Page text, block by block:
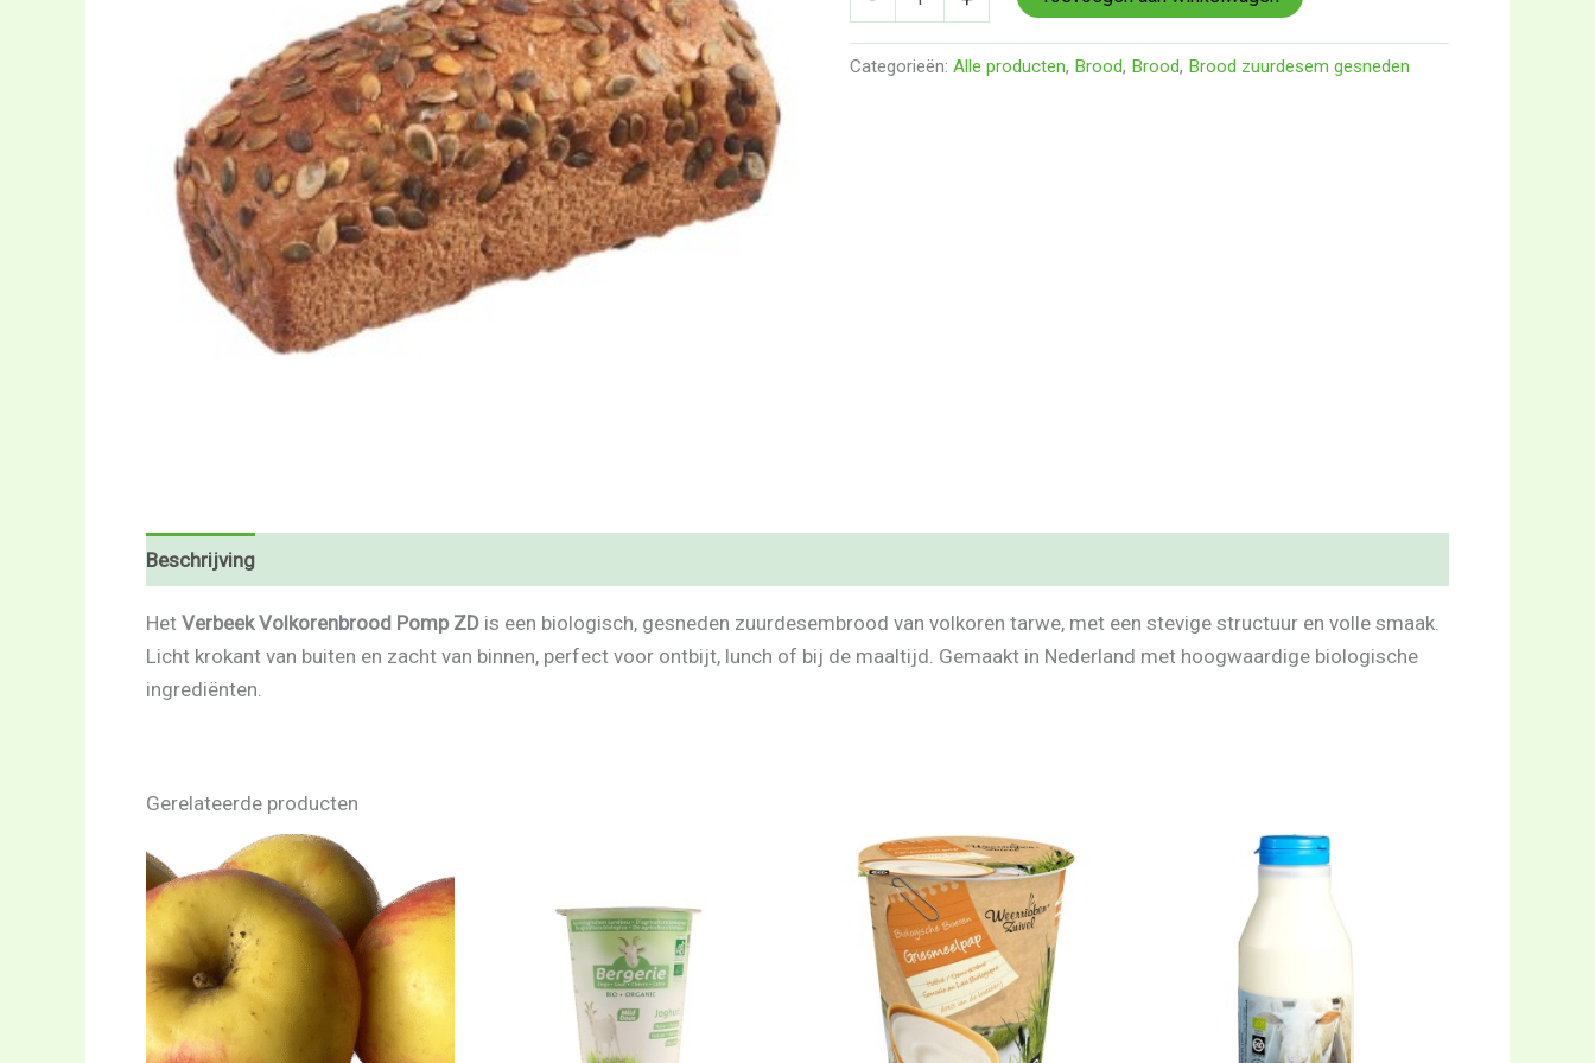
Categorieën: Alle producten, Brood, Brood, Brood zuurdesem gesneden
Beschrijving
Het Verbeek Volkorenbrood Pomp ZD is een biologisch, gesneden zuurdesembrood van volkoren tarwe, met een stevige structuur en volle smaak.
Licht krokant van buiten en zacht van binnen, perfect voor ontbijt, lunch of bij de maaltijd. Gemaakt in Nederland met hoogwaardige biologische
ingrediënten.
Gerelateerde producten